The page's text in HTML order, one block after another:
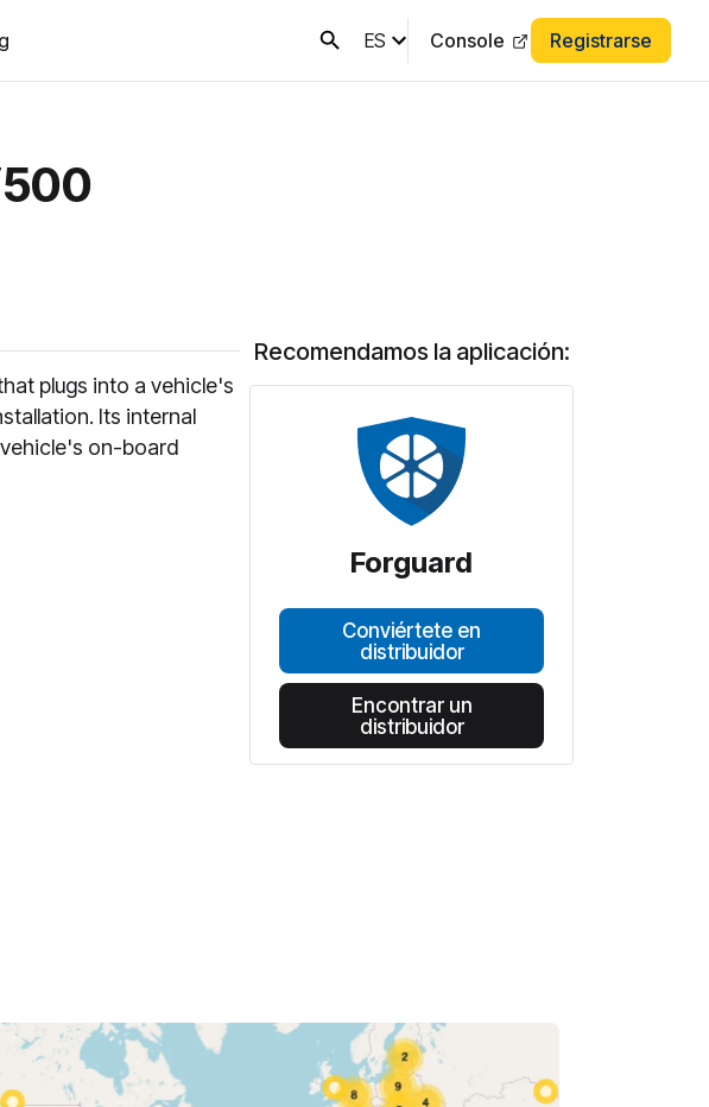
ES Console Registrarse
plugs into a vehicle's
Its internal
on-board
Recomendamos la aplicación:
Forguard
Conviértete en
distribuidor
Encontrar un
distribuidor